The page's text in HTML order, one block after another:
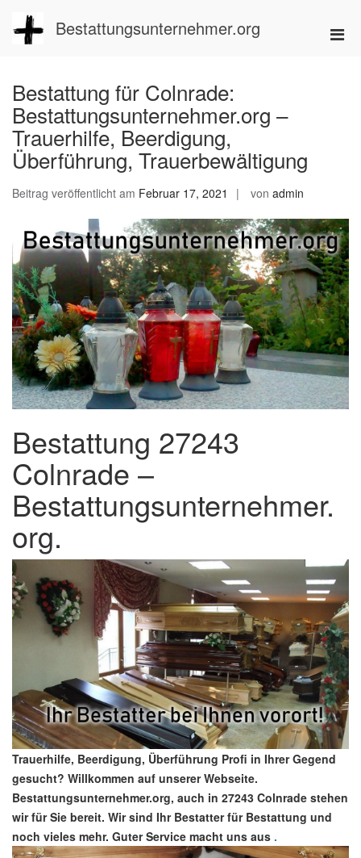
Inhalt
springen
Bestattungsunternehmer.org
Bestattung für Colnrade:
Bestattungsunternehmer.org –
Trauerhilfe, Beerdigung,
Überführung, Trauerbewältigung
Beitrag veröffentlicht am Februar 17, 2021 von admin
Bestattung 27243
Colnrade –
Bestattungsunternehmer.
org.
Trauerhilfe, Beerdigung, Überführung Profi in Ihrer Gegend
gesucht? Willkommen auf unserer Webseite.
Bestattungsunternehmer.org, auch in 27243 Colnrade stehen
wir für Sie bereit. Wir sind Ihr Bestatter für Bestattung und
noch vieles mehr. Guter Service macht uns aus .